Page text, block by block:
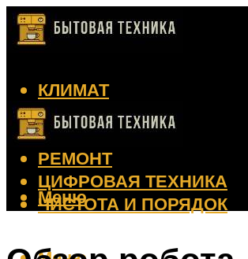
КЛИМАТ
КРАСОТА
КУХНЯ
РЕМОНТ
ЦИФРОВАЯ ТЕХНИКА
ЧИСТОТА И ПОРЯДОК
Меню